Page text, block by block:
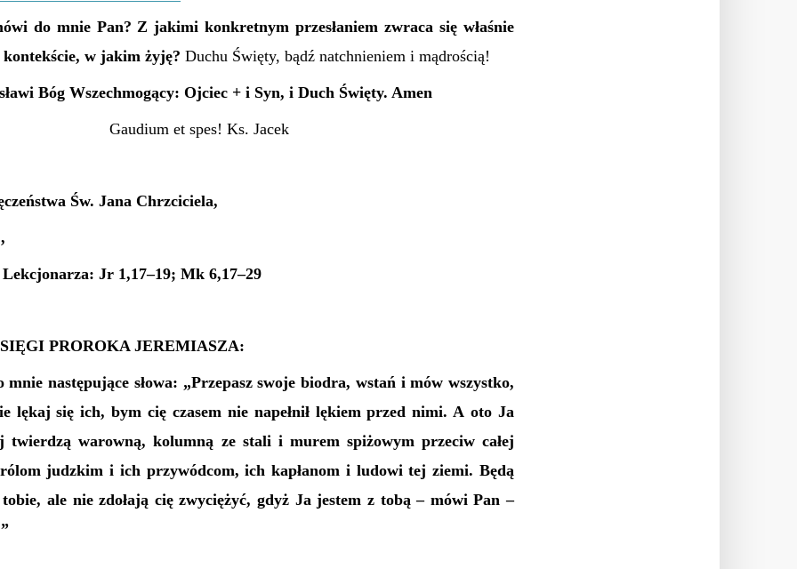
do mnie Pan? Z jakimi konkretnym przesłaniem zwraca się właśnie
w jakim żyję? Duchu Święty, bądź natchnieniem i mądrością!
Bóg Wszechmogący: Ojciec + i Syn, i Duch Święty. Amen
Gaudium et spes! Ks. Jacek
Św. Jana Chrzciciela,
Jr 1,17–19; Mk 6,17–29
PROROKA JEREMIASZA:
mnie następujące słowa: „Przepasz swoje biodra, wstań i mów wszystko,
lękaj się ich, bym cię czasem nie napełnił lękiem przed nimi. A oto Ja
twierdzą warowną, kolumną ze stali i murem spiżowym przeciw całej
judzkim i ich przywódcom, ich kapłanom i ludowi tej ziemi. Będą
ale nie zdołają cię zwyciężyć, gdyż Ja jestem z tobą – mówi Pan –